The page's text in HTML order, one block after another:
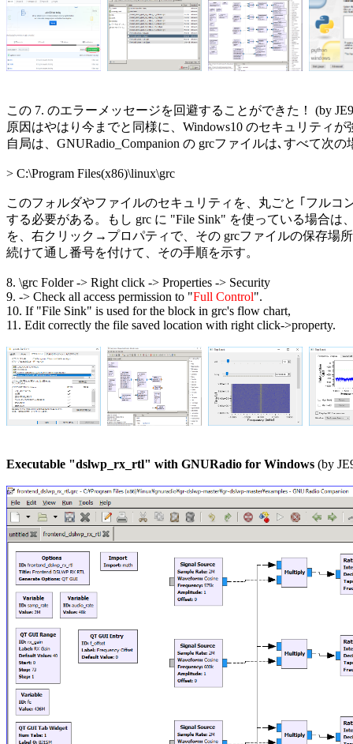
この 7. のエラーメッセージを回避することができた！ (by
原因はやはり今までと同様に、Windows10 のセキュリティ
自局は、GNURadio_Companion の grcファイルは､すべて次
> C:\Program Files(x86)\linux\grc
このフォルダやファイルのセキュリティを、丸ごと ｢フルコ
する必要がある。もし grc に "File Sink" を使っている場合は
を、右クリック→プロパティで、その grcファイルの保存場
続けて通し番号を付けて、その手順を示す。
8. \grc Folder -> Right click -> Properties -> Security
9. -> Check all access permission to "Full Control".
10. If "File Sink" is used for the block in grc's flow chart,
11. Edit correctly the file saved location with right click->property.
Executable "dslwp_rx_rtl" with GNURadio for Windows (by